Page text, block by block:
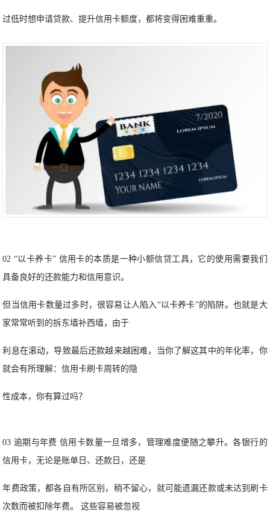
过低时想申请贷款、提升信用卡额度，都将变得困难重重。
02 “以卡养卡” 信用卡的本质是一种小额信贷工具，它的使用需要我们
具备良好的还款能力和信用意识。
但当信用卡数量过多时，很容易让人陷入“以卡养卡”的陷阱。也就是大
家常常听到的拆东墙补西墙，由于
利息在滚动，导致最后还款越来越困难，当你了解这其中的年化率，你
就会有所理解：信用卡刷卡周转的隐
性成本，你有算过吗？
03 逾期与年费 信用卡数量一旦增多，管理难度便随之攀升。各银行的
信用卡，无论是账单日、还款日，还是
年费政策，都各自有所区别，稍不留心，就可能遗漏还款或未达到刷卡
次数而被扣除年费。 这些容易被忽视